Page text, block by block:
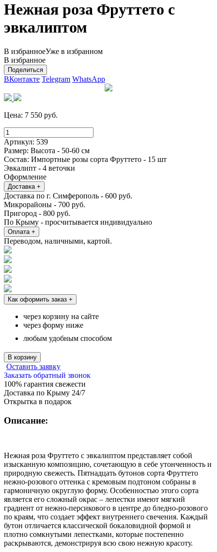
Нежная роза Фруттето с
эвкалиптом
В избранноеУже в избранном
В избранное
Поделиться
ВКонтакте Telegram WhatsApp
Цена: 7 550 руб.
Количество
товара
Нежная
роза
Фруттето
с
эвкалиптом
Артикул: 539
Размер: Высота - 50-60 см
Состав: Импортные розы сорта Фруттето - 15 шт
Эвкалипт - 4 веточки
Оформление
Доставка +
Доставка по г. Симферополь - 600 руб.
Микрорайоны - 700 руб.
Пригород - 800 руб.
По Крыму - просчитывается индивидуально
Оплата +
Переводом, наличными, картой.
Как оформить заказ +
через корзину на сайте
через форму ниже
любым удобным способом
В корзину
Оставить заявку
Заказать обратный звонок
100% гарантия свежести
Доставка по Крыму 24/7
Открытка в подарок
Описание:
Нежная роза Фруттето с эвкалиптом представляет собой
изысканную композицию, сочетающую в себе утонченность и
природную свежесть. Пятнадцать бутонов сорта Фруттето
нежно-розового оттенка с кремовым подтоном собраны в
гармоничную округлую форму. Особенностью этого сорта
является его сложный окрас – лепестки имеют мягкий
градиент от нежно-персикового в центре до бледно-розового
по краям, что создает эффект внутреннего свечения. Каждый
бутон отличается классической бокаловидной формой и
плотно сомкнутыми лепестками, которые постепенно
раскрываются, демонстрируя всю свою нежную красоту.